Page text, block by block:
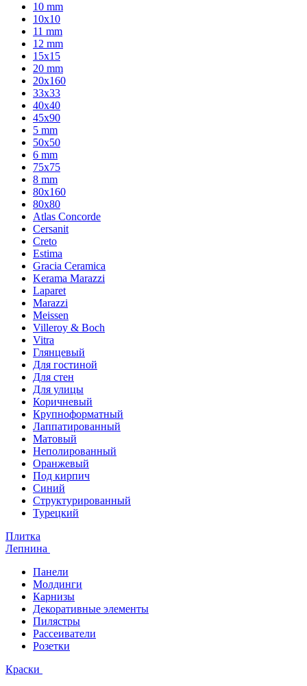
10 mm
10x10
11 mm
12 mm
15x15
20 mm
20х160
33x33
40х40
45x90
5 mm
50x50
6 mm
75х75
8 mm
80x160
80x80
Atlas Concorde
Cersanit
Creto
Estima
Gracia Ceramica
Kerama Marazzi
Laparet
Marazzi
Meissen
Villeroy & Boch
Vitra
Глянцевый
Для гостиной
Для стен
Для улицы
Коричневый
Крупноформатный
Лаппатированный
Матовый
Неполированный
Оранжевый
Под кирпич
Синий
Структурированный
Турецкий
Плитка
Лепнина
Панели
Молдинги
Карнизы
Декоративные элементы
Пилястры
Рассеиватели
Розетки
Краски